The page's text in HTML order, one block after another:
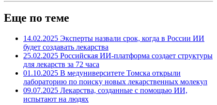
Еще по теме
14.02.2025 Эксперты назвали срок, когда в России ИИ
будет создавать лекарства
25.02.2025 Российская ИИ-платформа создает структуры
для лекарств за 72 часа
01.10.2025 В медуниверситете Томска открыли
лабораторию по поиску новых лекарственных молекул
09.07.2025 Лекарства, созданные с помощью ИИ,
испытают на людях